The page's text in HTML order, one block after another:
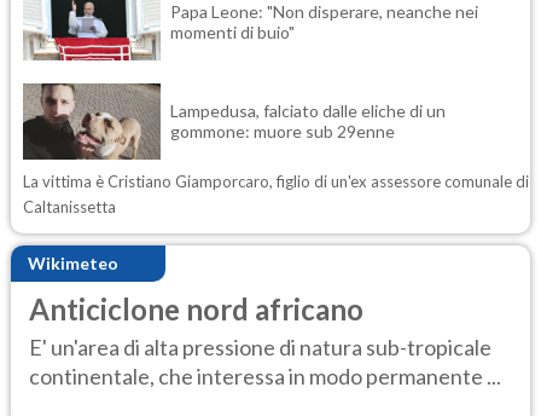
Papa Leone: "Non disperare, neanche nei
momenti di buio"
Lampedusa, falciato dalle eliche di un
gommone: muore sub 29enne
La vittima è Cristiano Giamporcaro, figlio di un'ex assessore comunale di
Caltanissetta
Wikimeteo
Anticiclone nord africano
E' un'area di alta pressione di natura sub-tropicale
continentale, che interessa in modo permanente ...